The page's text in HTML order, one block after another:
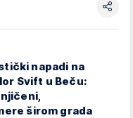
napadi na
Svift u Beču:
širom grada